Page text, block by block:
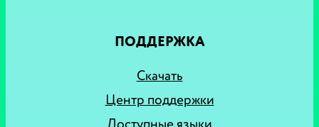
ПОДДЕРЖКА
Скачать
Центр поддержки